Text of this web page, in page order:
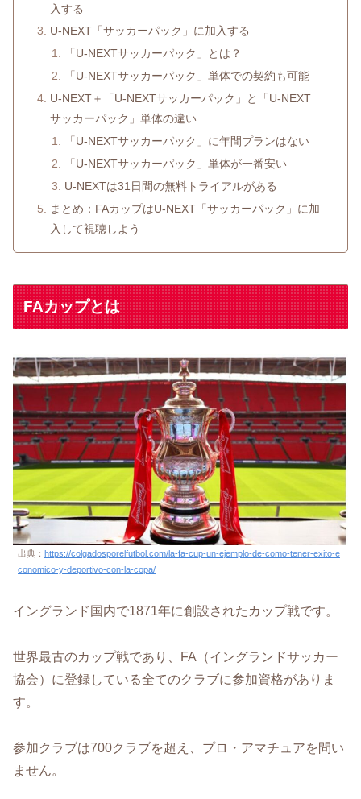
入する
U-NEXT「サッカーパック」に加入する
「U-NEXTサッカーパック」とは？
「U-NEXTサッカーパック」単体での契約も可能
U-NEXT＋「U-NEXTサッカーパック」と「U-NEXT
サッカーパック」単体の違い
「U-NEXTサッカーパック」に年間プランはない
「U-NEXTサッカーパック」単体が一番安い
U-NEXTは31日間の無料トライアルがある
まとめ：FAカップはU-NEXT「サッカーパック」に加
入して視聴しよう
FAカップとは
出典： https://colgadosporelfutbol.com/la-fa-cup-un-ejemplo-de-como-tener-exito-e
conomico-y-deportivo-con-la-copa/
イングランド国内で1871年に創設されたカップ戦です。
世界最古のカップ戦であり、FA（イングランドサッカー
協会）に登録している全てのクラブに参加資格がありま
す。
参加クラブは700クラブを超え、プロ・アマチュアを問い
ません。